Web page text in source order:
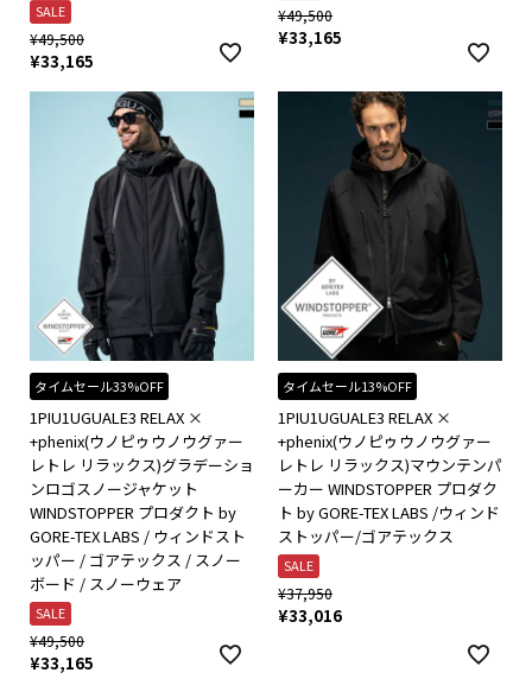
SALE
¥49,500
¥33,165
¥49,500
¥33,165
タイムセール33%OFF
1PIU1UGUALE3 RELAX ×
+phenix(ウノピゥウノウグァー
レトレ リラックス)グラデーショ
ンロゴスノージャケット
WINDSTOPPER プロダクト by
GORE-TEX LABS / ウィンドスト
ッパー / ゴアテックス / スノー
ボード / スノーウェア
SALE
¥49,500
¥33,165
タイムセール13%OFF
1PIU1UGUALE3 RELAX ×
+phenix(ウノピゥウノウグァー
レトレ リラックス)マウンテンパ
ーカー WINDSTOPPER プロダク
ト by GORE-TEX LABS /ウィンド
ストッパー/ゴアテックス
SALE
¥37,950
¥33,016